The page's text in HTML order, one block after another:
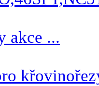
akce ...